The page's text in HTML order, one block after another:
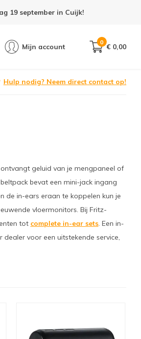
19 september in Cuijk!
Mijn account
0
€ 0,00
Hulp nodig? Neem direct contact op!
ontvangt geluid van je mengpaneel of
beltpack bevat een mini-jack ingang
de in-ears eraan te koppelen kun je
vloermonitors. Bij Fritz-
tot complete in-ear sets. Een in-
dealer voor een uitstekende service,